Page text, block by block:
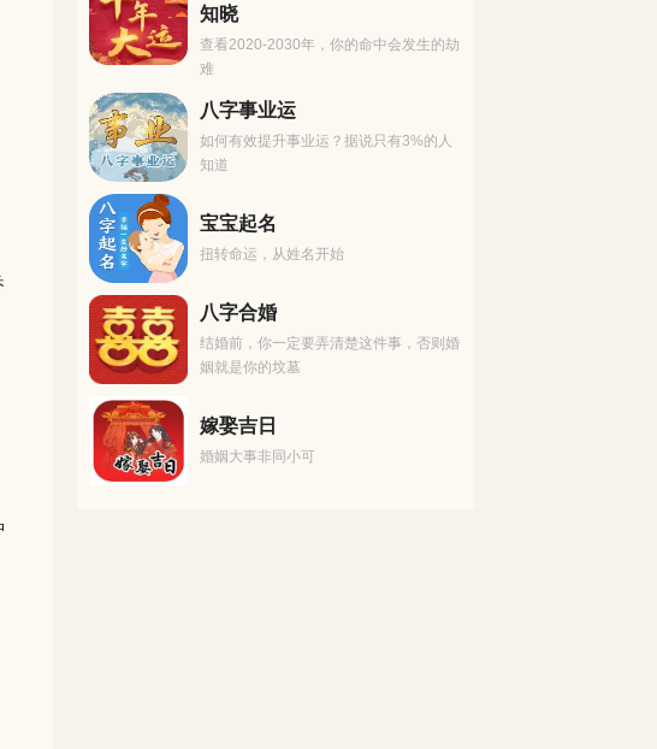
知晓
查看2020-2030年，你的命中会发生的劫
难
八字事业运
如何有效提升事业运？据说只有3%的人
知道
宝宝起名
扭转命运，从姓名开始
八字合婚
结婚前，你一定要弄清楚这件事，否则婚
姻就是你的坟墓
嫁娶吉日
婚姻大事非同小可